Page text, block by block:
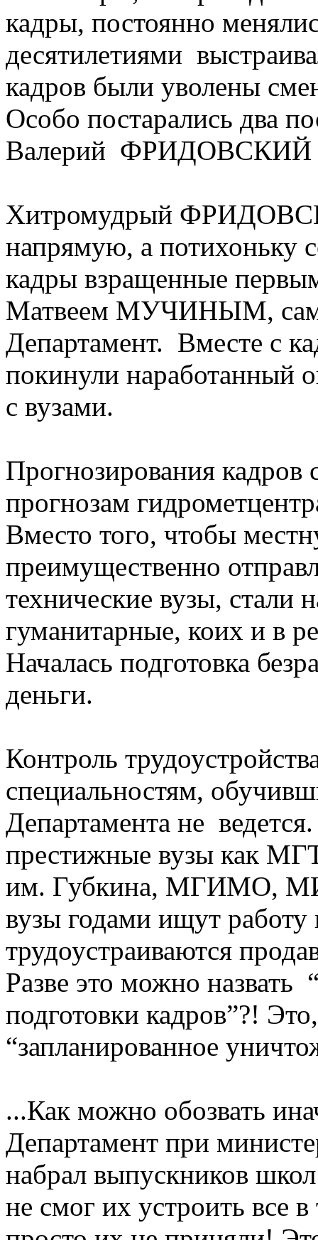
кадры, постоянно
десятилетиями
кадров были уволены
Особо постарались два
Валерий
Хитромудрый
напрямую, а потихоньку
кадры взращенные
Матвеем МУЧИНЫМ,
Департамент. Вместе с
покинули наработанный
с вузами.
Прогнозирования кадров
прогнозам
Вместо того, чтобы
преимущественно
технические вузы, стали
гуманитарные, коих и в
Началась подготовка
деньги.
Контроль
специальностям,
Департамента не
престижные вузы как
им. Губкина, МГИМО,
вузы годами ищут работу
трудоустраиваются
Разве это можно назвать
подготовки кадров”?!
“запланированное
...Как можно обозвать
Департамент при
набрал выпускников
не смог их устроить все